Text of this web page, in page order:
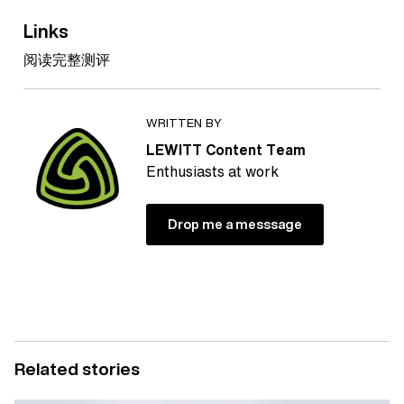
Links
阅读完整测评
WRITTEN BY
LEWITT Content Team
Enthusiasts at work
Drop me a messsage
Related stories